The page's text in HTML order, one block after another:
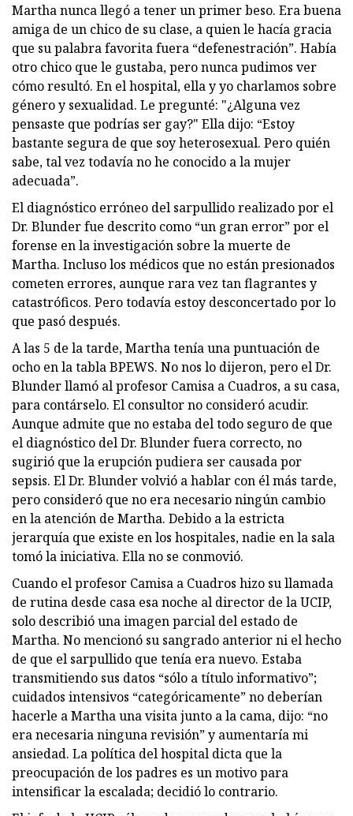
Martha nunca llegó a tener un primer beso. Era buena
amiga de un chico de su clase, a quien le hacía gracia
que su palabra favorita fuera “defenestración”. Había
otro chico que le gustaba, pero nunca pudimos ver
cómo resultó. En el hospital, ella y yo charlamos sobre
género y sexualidad. Le pregunté: "¿Alguna vez
pensaste que podrías ser gay?" Ella dijo: “Estoy
bastante segura de que soy heterosexual. Pero quién
sabe, tal vez todavía no he conocido a la mujer
adecuada”.
El diagnóstico erróneo del sarpullido realizado por el
Dr. Blunder fue descrito como “un gran error” por el
forense en la investigación sobre la muerte de
Martha. Incluso los médicos que no están presionados
cometen errores, aunque rara vez tan flagrantes y
catastróficos. Pero todavía estoy desconcertado por lo
que pasó después.
A las 5 de la tarde, Martha tenía una puntuación de
ocho en la tabla BPEWS. No nos lo dijeron, pero el Dr.
Blunder llamó al profesor Camisa a Cuadros, a su casa,
para contárselo. El consultor no consideró acudir.
Aunque admite que no estaba del todo seguro de que
el diagnóstico del Dr. Blunder fuera correcto, no
sugirió que la erupción pudiera ser causada por
sepsis. El Dr. Blunder volvió a hablar con él más tarde,
pero consideró que no era necesario ningún cambio
en la atención de Martha. Debido a la estricta
jerarquía que existe en los hospitales, nadie en la sala
tomó la iniciativa. Ella no se conmovió.
Cuando el profesor Camisa a Cuadros hizo su llamada
de rutina desde casa esa noche al director de la UCIP,
solo describió una imagen parcial del estado de
Martha. No mencionó su sangrado anterior ni el hecho
de que el sarpullido que tenía era nuevo. Estaba
transmitiendo sus datos “sólo a título informativo”;
cuidados intensivos “categóricamente” no deberían
hacerle a Martha una visita junto a la cama, dijo: “no
era necesaria ninguna revisión” y aumentaría mi
ansiedad. La política del hospital dicta que la
preocupación de los padres es un motivo para
intensificar la escalada; decidió lo contrario.